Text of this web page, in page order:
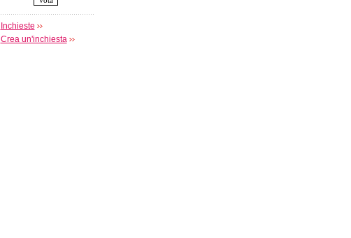
Inchieste
Crea un'inchiesta